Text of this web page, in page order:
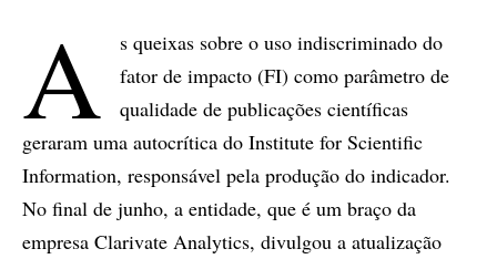
A
s queixas sobre o uso indiscriminado do
fator de impacto (FI) como parâmetro de
qualidade de publicações científicas
geraram uma autocrítica do Institute for Scientific
Information, responsável pela produção do indicador.
No final de junho, a entidade, que é um braço da
empresa Clarivate Analytics, divulgou a atualização